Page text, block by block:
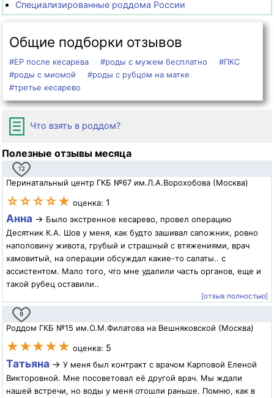
Специализированные роддома России
Общие подборки отзывов
#ЕР после кесарева #роды с мужем бесплатно
#ПКС
#роды с миомой
#роды с рубцом на матке
#третье кесарево
Что взять в роддом?
Полезные отзывы месяца
12
Перинатальный центр ГКБ №67 им.Л.А.Ворохобова (Москва)
☆☆☆☆★ оценка: 1
Анна → Было экстренное кесарево, провел операцию
Десятник К.А. Шов у меня, как будто зашивал сапожник, ровно
наполовину живота, грубый и страшный с втяжениями, врач
хамовитый, на операции обсуждал какие-то салаты.. с
ассистентом. Мало того, что мне удалили часть органов, еще и
такой рубец оставили..
[отзыв полностью]
9
Роддом ГКБ №15 им.О.М.Филатова на Вешняковской (Москва)
★★★★★ оценка: 5
Татьяна → У меня был контракт с врачом Карповой Еленой
Викторовной. Мне посоветовал её другой врач. Мы ждали
нашей встречи, но воды у меня отошли раньше. Помню, как в